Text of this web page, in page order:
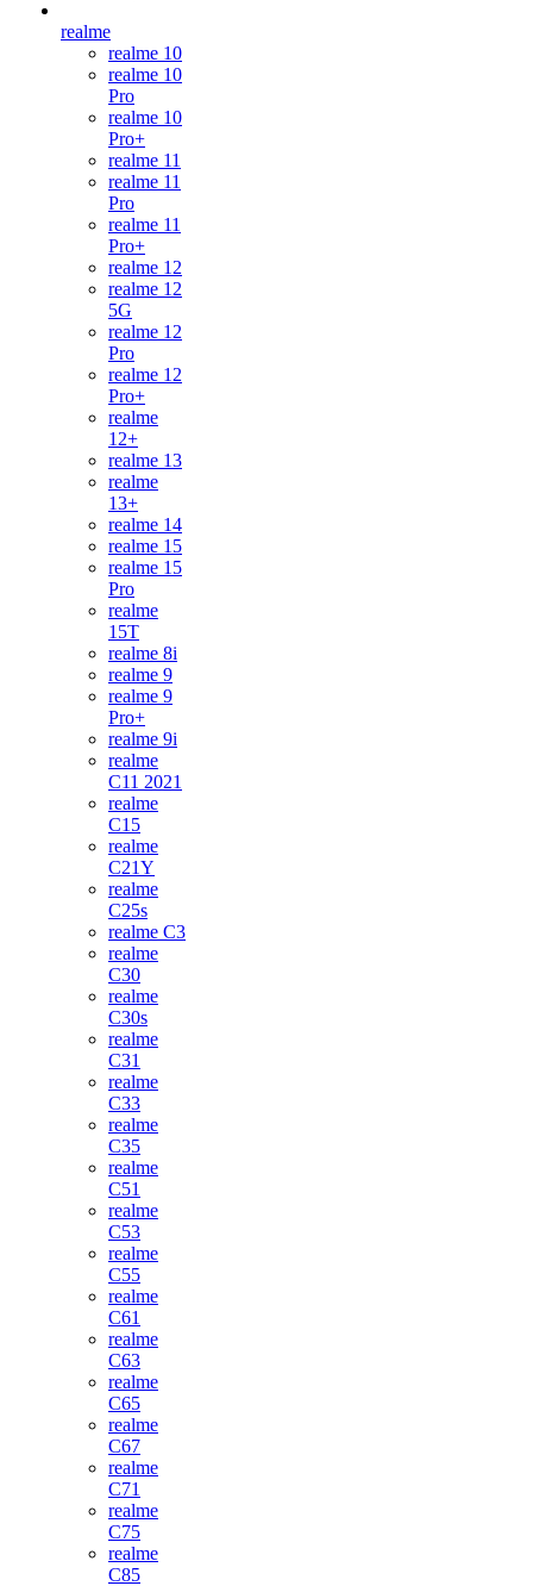
realme
realme 10
realme 10
Pro
realme 10
Pro+
realme 11
realme 11
Pro
realme 11
Pro+
realme 12
realme 12
5G
realme 12
Pro
realme 12
Pro+
realme
12+
realme 13
realme
13+
realme 14
realme 15
realme 15
Pro
realme
15T
realme 8i
realme 9
realme 9
Pro+
realme 9i
realme
C11 2021
realme
C15
realme
C21Y
realme
C25s
realme C3
realme
C30
realme
C30s
realme
C31
realme
C33
realme
C35
realme
C51
realme
C53
realme
C55
realme
C61
realme
C63
realme
C65
realme
C67
realme
C71
realme
C75
realme
C85